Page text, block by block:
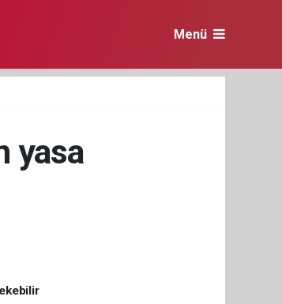
Menü
yasa